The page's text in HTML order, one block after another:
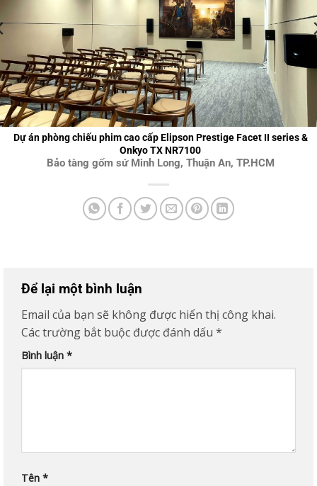
Dự án phòng chiếu phim cao cấp Elipson Prestige Facet II series &
Onkyo TX NR7100
Bảo tàng gốm sứ Minh Long, Thuận An, TP.HCM
Để lại một bình luận
Email của bạn sẽ không được hiển thị công khai.
Các trường bắt buộc được đánh dấu *
Bình luận *
Tên *